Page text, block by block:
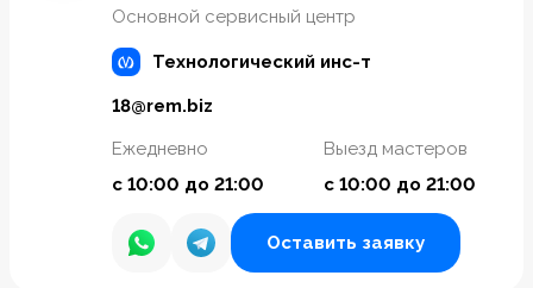
Основной сервисный центр
Технологический инс-т
18@rem.biz
Ежедневно
с 10:00 до 21:00
Выезд мастеров
с 10:00 до 21:00
Оставить заявку